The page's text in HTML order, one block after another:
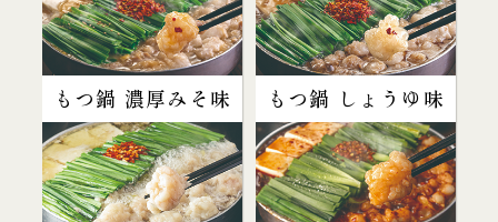
もつ鍋 濃厚みそ味 もつ鍋 しょうゆ味